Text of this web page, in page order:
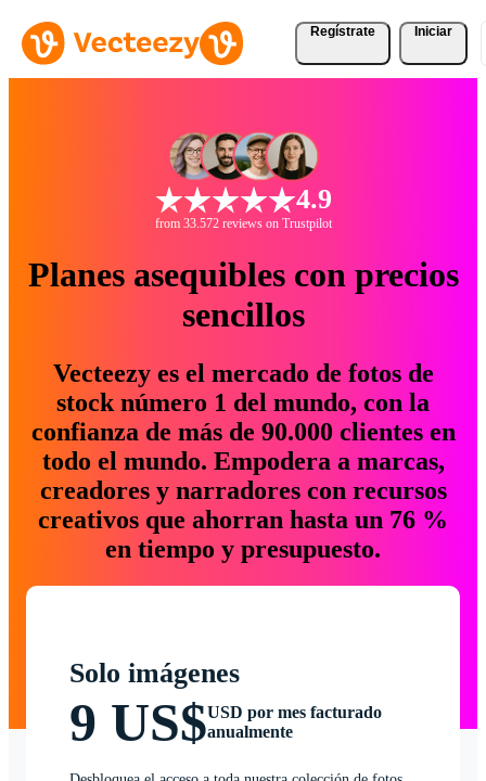
Regístrate Iniciar
4.9
from 33.572 reviews on Trustpilot
Planes asequibles con precios
sencillos
Vecteezy es el mercado de fotos de
stock número 1 del mundo, con la
confianza de más de 90.000 clientes en
todo el mundo. Empodera a marcas,
creadores y narradores con recursos
creativos que ahorran hasta un 76 %
en tiempo y presupuesto.
Solo imágenes
9 US$USD por mes facturado
anualmente